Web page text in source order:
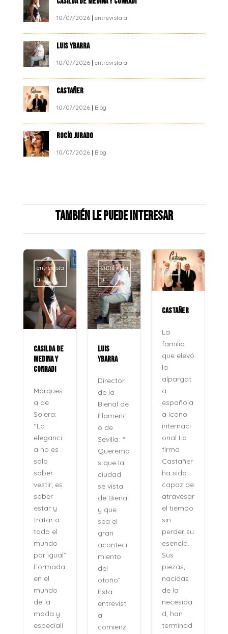
10/07/2026| entrevista a
LUIS YBARRA
10/07/2026| entrevista a
CASTAÑER
10/07/2026| Blog
ROCÍO JURADO
10/07/2026| Blog
También le puede interesar
entrevista
a
CASILDA DE
MEDINA Y
CONRADI
Marques
a de
Solera:
“La
eleganci
a no es
solo
saber
vestir; es
saber
estar y
tratar a
todo el
mundo
por igual”
Formada
en el
mundo
de la
moda y
especiali
entrevista
a
LUIS
YBARRA
Director
de la
Bienal de
Flamenc
o de
Sevilla: “
Queremo
s que la
ciudad
se vista
de Bienal
y que
sea el
gran
aconteci
miento
del
otoño”
Esta
entrevist
a
comienz
Blog
CASTAÑER
La
familia
que elevó
la
alpargat
a
española
a icono
internaci
onal La
firma
Castañer
ha sido
capaz de
atravesar
el tiempo
sin
perder su
esencia.
Sus
piezas,
nacidas
de la
necesida
d, han
terminad